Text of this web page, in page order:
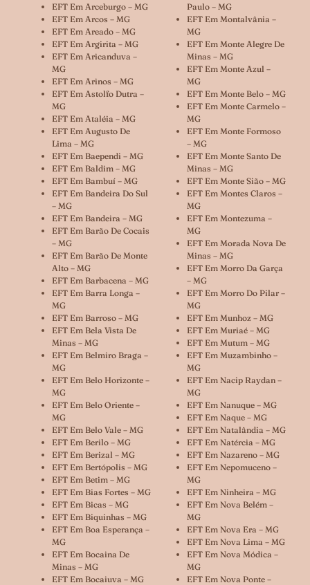
EFT Em Arceburgo – MG
EFT Em Arcos – MG
EFT Em Areado – MG
EFT Em Argirita – MG
EFT Em Aricanduva –
MG
EFT Em Arinos – MG
EFT Em Astolfo Dutra –
MG
EFT Em Ataléia – MG
EFT Em Augusto De
Lima – MG
EFT Em Baependi – MG
EFT Em Baldim – MG
EFT Em Bambuí – MG
EFT Em Bandeira Do Sul
– MG
EFT Em Bandeira – MG
EFT Em Barão De Cocais
– MG
EFT Em Barão De Monte
Alto – MG
EFT Em Barbacena – MG
EFT Em Barra Longa –
MG
EFT Em Barroso – MG
EFT Em Bela Vista De
Minas – MG
EFT Em Belmiro Braga –
MG
EFT Em Belo Horizonte –
MG
EFT Em Belo Oriente –
MG
EFT Em Belo Vale – MG
EFT Em Berilo – MG
EFT Em Berizal – MG
EFT Em Bertópolis – MG
EFT Em Betim – MG
EFT Em Bias Fortes – MG
EFT Em Bicas – MG
EFT Em Biquinhas – MG
EFT Em Boa Esperança –
MG
EFT Em Bocaina De
Minas – MG
EFT Em Bocaiuva – MG
Paulo – MG
EFT Em Montalvânia –
MG
EFT Em Monte Alegre De
Minas – MG
EFT Em Monte Azul –
MG
EFT Em Monte Belo – MG
EFT Em Monte Carmelo –
MG
EFT Em Monte Formoso
– MG
EFT Em Monte Santo De
Minas – MG
EFT Em Monte Sião – MG
EFT Em Montes Claros –
MG
EFT Em Montezuma –
MG
EFT Em Morada Nova De
Minas – MG
EFT Em Morro Da Garça
– MG
EFT Em Morro Do Pilar –
MG
EFT Em Munhoz – MG
EFT Em Muriaé – MG
EFT Em Mutum – MG
EFT Em Muzambinho –
MG
EFT Em Nacip Raydan –
MG
EFT Em Nanuque – MG
EFT Em Naque – MG
EFT Em Natalândia – MG
EFT Em Natércia – MG
EFT Em Nazareno – MG
EFT Em Nepomuceno –
MG
EFT Em Ninheira – MG
EFT Em Nova Belém –
MG
EFT Em Nova Era – MG
EFT Em Nova Lima – MG
EFT Em Nova Módica –
MG
EFT Em Nova Ponte –